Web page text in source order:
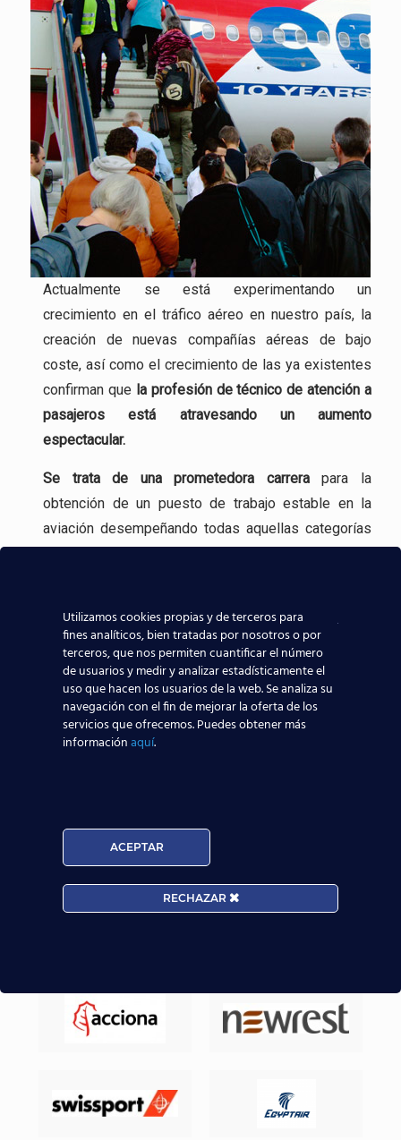
Actualmente se está experimentando un
crecimiento en el tráfico aéreo en nuestro país, la
creación de nuevas compañías aéreas de bajo
coste, así como el crecimiento de las ya existentes
confirman que la profesión de técnico de atención a
pasajeros está atravesando un aumento
espectacular.
Se trata de unaprometedora carrerapara la
obtención de un puesto de trabajo estable en la
aviación desempeñando todas aquellas categorías
aeronáutica, tenemoscontacto directo con las
compañías aeronáuticas, lo que sin duda ayudará a
que todos los alumnos de nuestros centros
aeronáuticos destaquen y consigan mejores y
mayores posibilidades reales de trabajar en el
sector aeronáutico.
Utilizamos cookies propias y de terceros para
fines analíticos, bien tratadas por nosotros o por
terceros, que nos permiten cuantificar el número
de usuarios y medir y analizar estadísticamente el
uso que hacen los usuarios de la web. Se analiza su
navegación con el fin de mejorar la oferta de los
servicios que ofrecemos. Puedes obtener más
informaciónaquí.
ACEPTAR
RECHAZAR